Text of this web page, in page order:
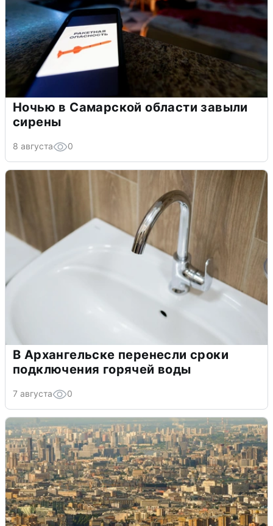
Ночью в Самарской области завыли
сирены
8 августа 0
В Архангельске перенесли сроки
подключения горячей воды
7 августа 0